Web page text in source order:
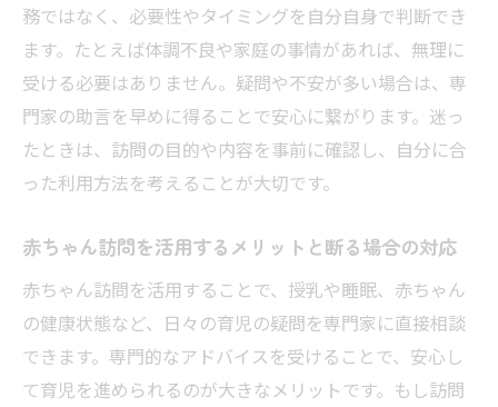
務ではなく、必要性やタイミングを自分自身で判断でき
ます。たとえば体調不良や家庭の事情があれば、無理に
受ける必要はありません。疑問や不安が多い場合は、専
門家の助言を早めに得ることで安心に繋がります。迷っ
たときは、訪問の目的や内容を事前に確認し、自分に合
った利用方法を考えることが大切です。
赤ちゃん訪問を活用するメリットと断る場合の対応
赤ちゃん訪問を活用することで、授乳や睡眠、赤ちゃん
の健康状態など、日々の育児の疑問を専門家に直接相談
できます。専門的なアドバイスを受けることで、安心し
て育児を進められるのが大きなメリットです。もし訪問